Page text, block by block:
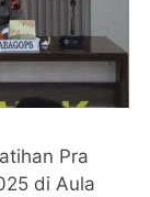
Pra
di Aula